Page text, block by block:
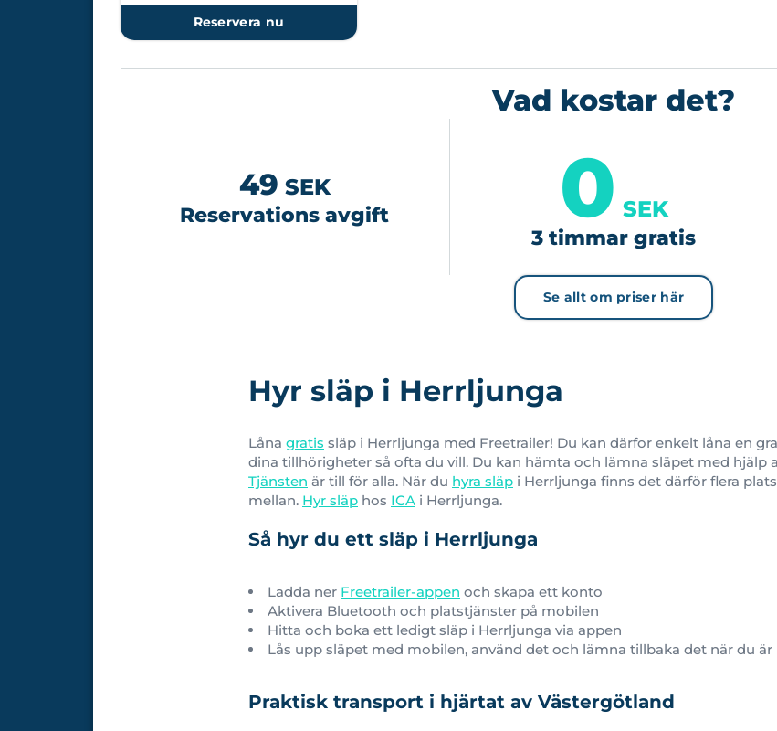
Reservera nu
Vad kostar det?
49 SEK
Reservations avgift 0 SEK
3 timmar gratis
Se allt om priser här
Hyr släp i Herrljunga
Låna gratis släp i Herrljunga med Freetrailer! Du kan därfor enkelt låna en
dina tillhörigheter så ofta du vill. Du kan hämta och lämna släpet med hjälp
Tjänsten är till för alla. När du hyra släp i Herrljunga finns det därför flera
mellan. Hyr släp hos ICA i Herrljunga.
Så hyr du ett släp i Herrljunga
Ladda ner Freetrailer-appen och skapa ett konto
Aktivera Bluetooth och platstjänster på mobilen
Hitta och boka ett ledigt släp i Herrljunga via appen
Lås upp släpet med mobilen, använd det och lämna tillbaka det när du är
Praktisk transport i hjärtat av Västergötland